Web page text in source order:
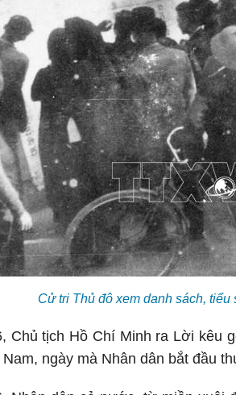
Cử tri Thủ đô xem danh sách,
Chủ tịch Hồ Chí Minh ra Lời kêu
Nam, ngày mà Nhân dân bắt đầu